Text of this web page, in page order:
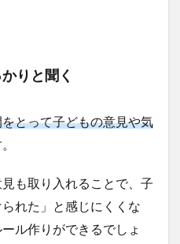
りと聞く
とって子どもの意見や気
も取り入れることで、子
れた」と感じにくくな
ル作りができるでしょ